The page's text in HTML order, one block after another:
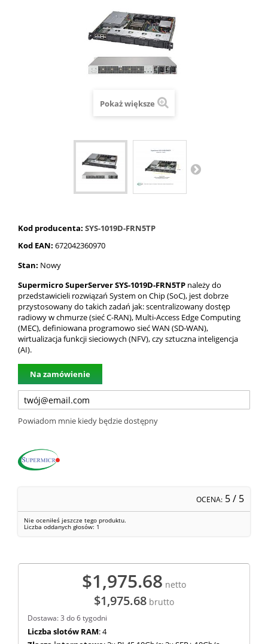
Pokaż większe
Kod producenta: SYS-1019D-FRN5TP
Kod EAN: 672042360970
Stan: Nowy
Supermicro SuperServer SYS-1019D-FRN5TP należy do
przedstawicieli rozwiązań System on Chip (SoC), jest dobrze
przystosowany do takich zadań jak: scentralizowany dostęp
radiowy w chmurze (sieć C-RAN), Multi-Access Edge Computing
(MEC), definiowana programowo sieć WAN (SD-WAN),
wirtualizacja funkcji sieciowych (NFV), czy sztuczna inteligencja
(AI).
Na zamówienie
Powiadom mnie kiedy będzie dostępny
OCENA: 5/ 5
Nie oceniłeś jeszcze tego produktu.
Liczba oddanych głosów: 1
$1,975.68 netto
$1,975.68 brutto
Dostawa: 3 do 6 tygodni
Liczba slotów RAM: 4